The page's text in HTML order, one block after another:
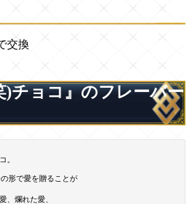
交換
)チョコ』のフレーバー
。
形で愛を贈ることが
、爛れた愛、